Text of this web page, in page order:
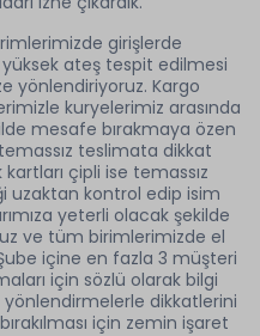
girişlerde
ateş tespit edilmesi
yönlendiriyoruz. Kargo
kuryelerimiz arasında
mesafe bırakmaya özen
teslimata dikkat
çipli ise temassız
uzaktan kontrol edip isim
yeterli olacak şekilde
ve tüm birimlerimizde el
içine en fazla 3 müşteri
için sözlü olarak bilgi
yönlendirmelerle dikkatlerini
için zemin işaret